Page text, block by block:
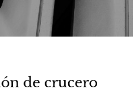
de crucero